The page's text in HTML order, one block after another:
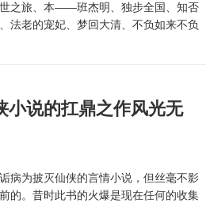
之旅、本——班杰明、独步全国、知否
法老的宠妃、梦回大清、不负如来不负
小说的扛鼎之作风光无
为披灭仙侠的言情小说，但丝毫不影
的。昔时此书的火爆是现在任何的收集